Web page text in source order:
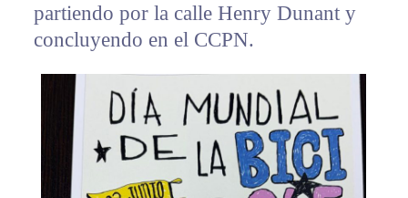
partiendo por la calle Henry Dunant y
concluyendo en el CCPN.